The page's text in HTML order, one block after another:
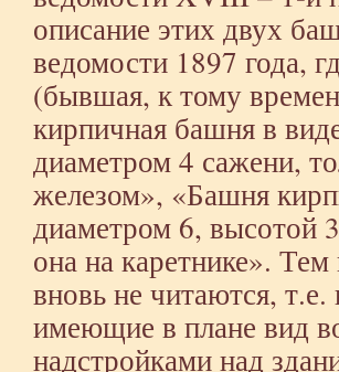
описание этих двух
ведомости 1897 года,
(бывшая, к тому
кирпичная башня в
диаметром 4 сажени,
железом», «Башня
диаметром 6, высотой
она на каретнике».
вновь не читаются,
имеющие в плане вид
надстройками над